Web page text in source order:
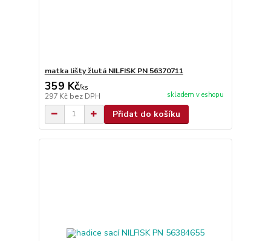
matka lišty žlutá NILFISK PN 56370711
359 Kč/ks
297 Kč bez DPH skladem v eshopu
Přidat do košíku